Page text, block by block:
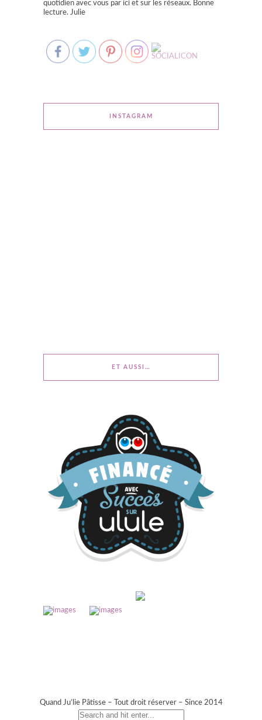
quotidien avec vous par ici et sur les réseaux. Bonne
lecture. Julie
INSTAGRAM
ET AUSSI…
Quand Ju’lie Pâtisse – Tout droit réserver – Since 2014